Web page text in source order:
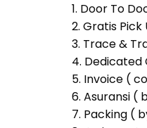
1. Door To
2. Gratis
3. Trace &
4.
5. Invoice (
6. Asuransi (
7. Packing (